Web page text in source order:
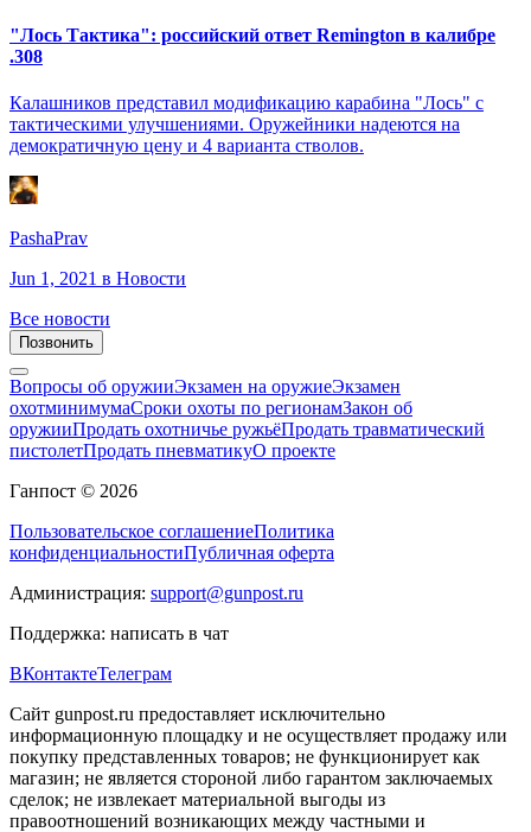
"Лось Тактика": российский ответ Remington в калибре
.308
Калашников представил модификацию карабина "Лось" с
тактическими улучшениями. Оружейники надеются на
демократичную цену и 4 варианта стволов.
PashaPrav
Jun 1, 2021 в Новости
Все новости
Позвонить
Вопросы об оружииЭкзамен на оружиеЭкзамен
охотминимумаСроки охоты по регионамЗакон об
оружииПродать охотничье ружьёПродать травматический
пистолетПродать пневматикуО проекте
Ганпост © 2026
Пользовательское соглашениеПолитика
конфиденциальностиПубличная оферта
Администрация: support@gunpost.ru
Поддержка: написать в чат
ВКонтактеТелеграм
Сайт gunpost.ru предоставляет исключительно
информационную площадку и не осуществляет продажу или
покупку представленных товаров; не функционирует как
магазин; не является стороной либо гарантом заключаемых
сделок; не извлекает материальной выгоды из
правоотношений возникающих между частными и